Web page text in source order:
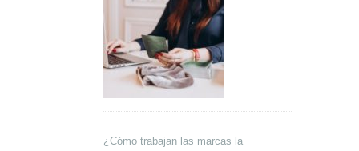
¿Cómo trabajan las marcas la